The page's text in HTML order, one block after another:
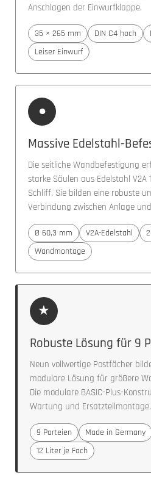
Anschlagen der Einwurfklappe.
35 × 265 mm DIN C4 hoch
Leiser Einwurf
●
Massive Edelstahl-
Die seitliche Wandbefestigung
starke Säulen aus Edelstahl V2A
Schliff. Sie bilden eine robuste
Verbindung zwischen Anlage
Ø 60,3 mm V2A-Edelstahl
Wandmontage
★
Robuste Lösung für 9
Neun vollwertige Postfächer
modulare Lösung für größere
Die modulare BASIC-Plus-
Wartung und Ersatzteilmontage.
9 Parteien Made in Germany
12 Liter je Fach